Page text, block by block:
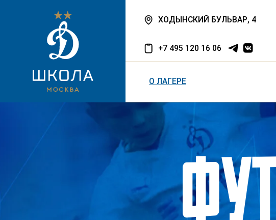
+7 495 120 16 06
ХОДЫНСКИЙ БУЛЬВАР, 4